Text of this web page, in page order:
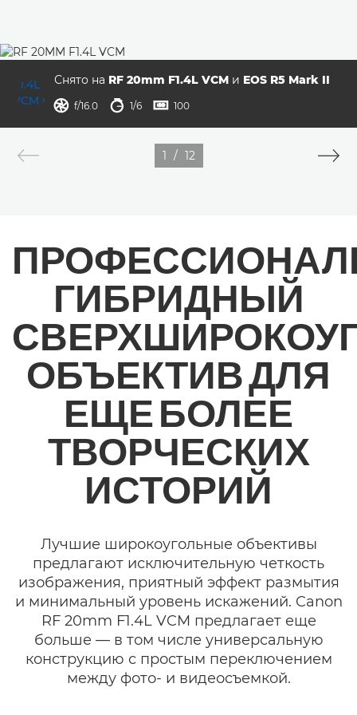
Снято на RF 20mm F1.4L VCM и EOS R5 Mark II
диафрагма
 f/16.0 выдержка
 1/6 ISO
 100
1 / 12
ГИБРИДНЫЙ
ОБЪЕКТИВ ДЛЯ
ЕЩЕ БОЛЕЕ
ТВОРЧЕСКИХ
ИСТОРИЙ
Лучшие широкоугольные объективы
предлагают исключительную четкость
изображения, приятный эффект размытия
и минимальный уровень искажений. Canon
RF 20mm F1.4L VCM предлагает еще
больше — в том числе универсальную
конструкцию с простым переключением
между фото- и видеосъемкой.